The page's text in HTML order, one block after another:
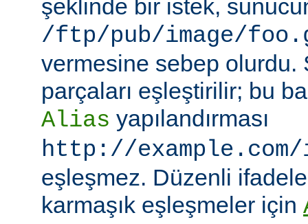
şeklinde bir istek,
/ftp/pub/image/
vermesine sebep olurdu.
parçaları eşleştirilir; bu
Alias yapılandırması
http://
eşleşmez. Düzenli
karmaşık eşleşmeler için